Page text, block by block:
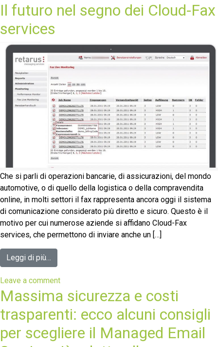
Il futuro nel segno dei Cloud-Fax
services
Che si parli di operazioni bancarie, di assicurazioni, del mondo
automotive, o di quello della logistica o della compravendita
online, in molti settori il fax rappresenta ancora oggi il sistema
di comunicazione considerato più diretto e sicuro. Questo è il
motivo per cui numerose aziende si affidano Cloud-Fax
services, che permettono di inviare anche un […]
Leggi di più…
Leave a comment
Massima sicurezza e costi
trasparenti: ecco alcuni consigli
per scegliere il Managed Email